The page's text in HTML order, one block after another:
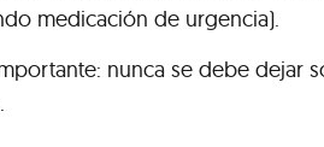
medicación de urgencia).
nunca se debe dejar